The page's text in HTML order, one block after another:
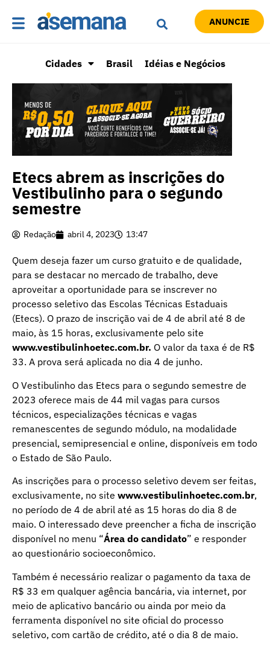
ANUNCIE
Cidades Brasil Idéias e Negócios
Etecs abrem as inscrições do
Vestibulinho para o segundo
semestre
Redação abril 4, 2023 13:47
Quem deseja fazer um curso gratuito e de qualidade,
para se destacar no mercado de trabalho, deve
aproveitar a oportunidade para se inscrever no
processo seletivo das Escolas Técnicas Estaduais
(Etecs). O prazo de inscrição vai de 4 de abril até 8 de
maio, às 15 horas, exclusivamente pelo site
www.vestibulinhoetec.com.br. O valor da taxa é de R$
33. A prova será aplicada no dia 4 de junho.
O Vestibulinho das Etecs para o segundo semestre de
2023 oferece mais de 44 mil vagas para cursos
técnicos, especializações técnicas e vagas
remanescentes de segundo módulo, na modalidade
presencial, semipresencial e online, disponíveis em todo
o Estado de São Paulo.
As inscrições para o processo seletivo devem ser feitas,
exclusivamente, no site www.vestibulinhoetec.com.br,
no período de 4 de abril até as 15 horas do dia 8 de
maio. O interessado deve preencher a ficha de inscrição
disponível no menu “Área do candidato” e responder
ao questionário socioeconômico.
Também é necessário realizar o pagamento da taxa de
R$ 33 em qualquer agência bancária, via internet, por
meio de aplicativo bancário ou ainda por meio da
ferramenta disponível no site oficial do processo
seletivo, com cartão de crédito, até o dia 8 de maio.